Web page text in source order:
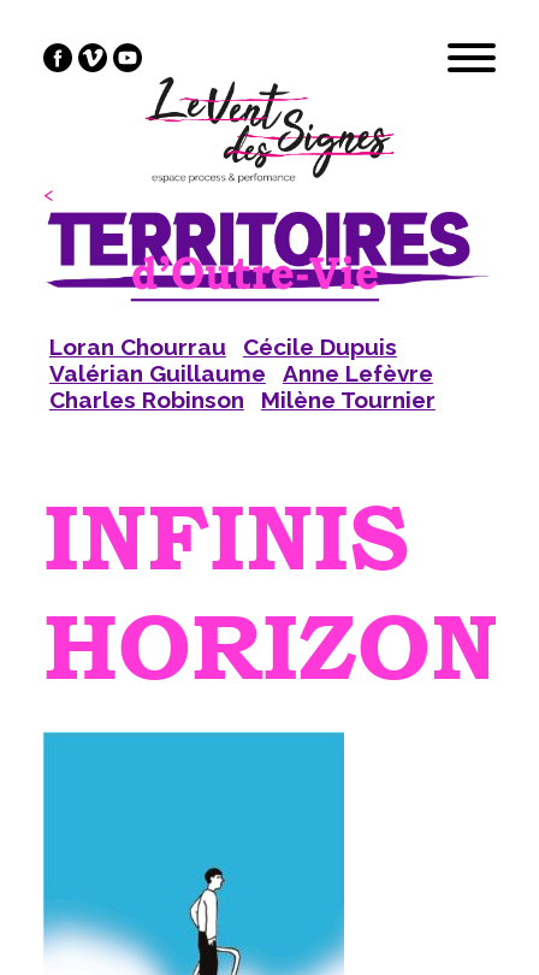
<
Loran Chourrau
Cécile Dupuis
Valérian Guillaume
Anne Lefèvre
Charles Robinson
Milène Tournier
INFINIS